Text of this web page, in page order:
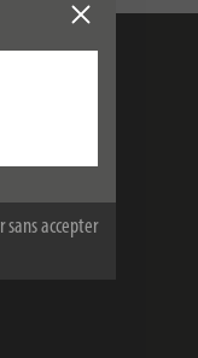
politique
sans accepter